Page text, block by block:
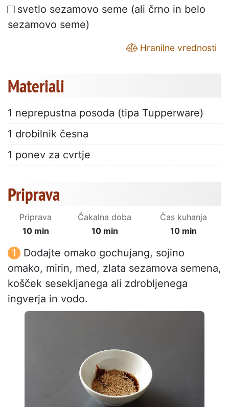
svetlo sezamovo seme (ali črno in belo
sezamovo seme)
Hranilne vrednosti
Materiali
1 neprepustna posoda (tipa Tupperware)
1 drobilnik česna
1 ponev za cvrtje
Priprava
Priprava
10 min
Čakalna doba
10 min
Čas kuhanja
10 min
Dodajte omako gochujang, sojino
omako, mirin, med, zlata sezamova semena,
košček sesekljanega ali zdrobljenega
ingverja in vodo.